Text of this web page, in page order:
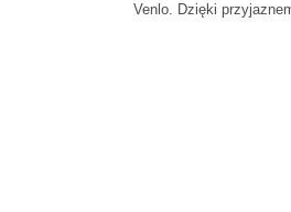
Venlo. Dzięki